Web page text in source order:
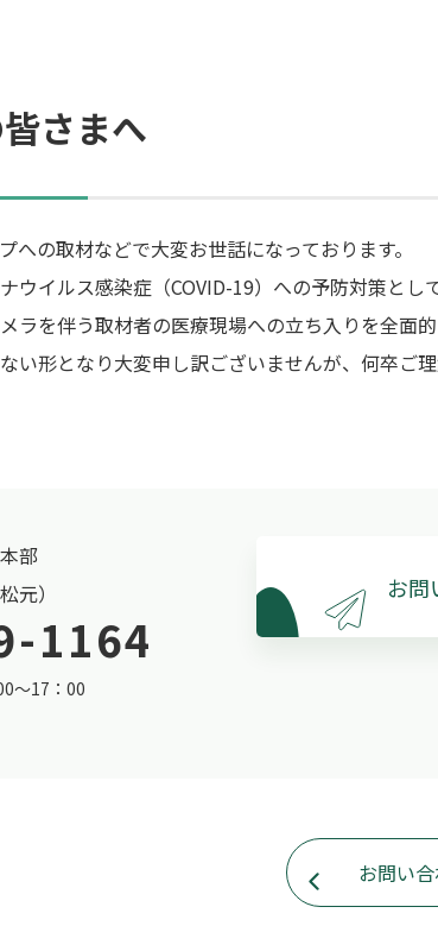
さまへ
への取材などで大変お世話になっております。
ウイルス感染症（COVID-19）への予防対策と
ラを伴う取材者の医療現場への立ち入りを全面
い形となり大変申し訳ございませんが、何卒ご
部
元）
1164
～17：00
お問
お問い